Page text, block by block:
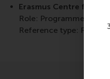
Erasmus Centre for
Role: Programme/
Reference type: